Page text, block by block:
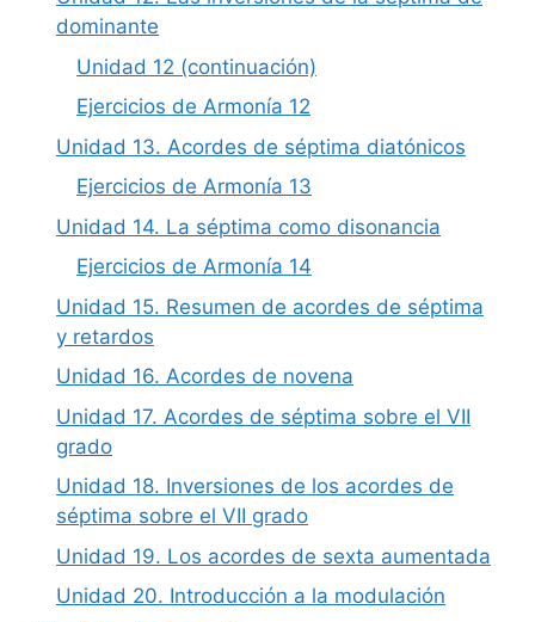
dominante
Unidad 12 (continuación)
Ejercicios de Armonía 12
Unidad 13. Acordes de séptima diatónicos
Ejercicios de Armonía 13
Unidad 14. La séptima como disonancia
Ejercicios de Armonía 14
Unidad 15. Resumen de acordes de séptima
y retardos
Unidad 16. Acordes de novena
Unidad 17. Acordes de séptima sobre el VII
grado
Unidad 18. Inversiones de los acordes de
séptima sobre el VII grado
Unidad 19. Los acordes de sexta aumentada
Unidad 20. Introducción a la modulación